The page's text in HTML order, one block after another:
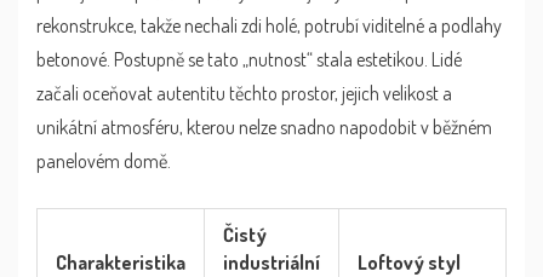
rekonstrukce, takže nechali zdi holé, potrubí viditelné a podlahy
betonové. Postupně se tato „nutnost“ stala estetikou. Lidé
začali oceňovat autentitu těchto prostor, jejich velikost a
unikátní atmosféru, kterou nelze snadno napodobit v běžném
panelovém domě.
Charakteristika
Čistý
industriální
Loftový styl